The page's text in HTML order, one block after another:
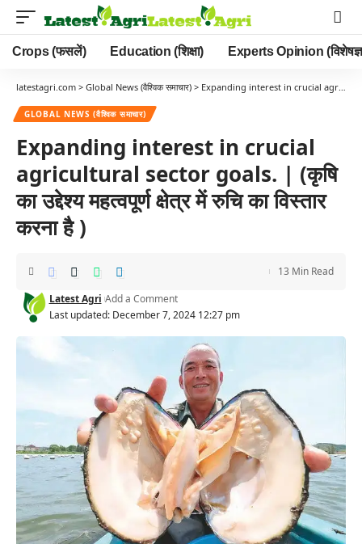
Crops (फसलें) Education (शिक्षा) Experts Opinion (विशेषज्ञ
latestagri.com > Global News (वैश्विक समाचार) > Expanding interest in crucial agricultural sector goals. | (कृषि का उद्देश्य महत्वपूर्ण क्षेत्र में रुचि का विस्तार करना है )
GLOBAL NEWS (वैश्विक समाचार)
Expanding interest in crucial
agricultural sector goals. | (कृषि
का उद्देश्य महत्वपूर्ण क्षेत्र में रुचि का विस्तार
करना है )
Last updated: December 7, 2024 12:27 pm
Latest Agri Add a Comment
13 Min Read